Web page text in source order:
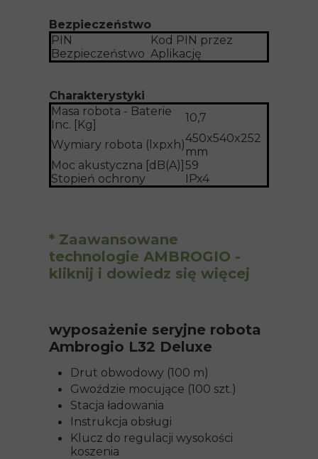
Bezpieczeństwo
PIN
Bezpieczeństwo
Kod PIN przez
Aplikację
Charakterystyki
Masa robota - Baterie
Inc. [Kg]
10,7
Wymiary robota (lxpxh)450x540x252
mm
Moc akustyczna [dB(A)] 59
Stopień ochrony
IPx4
wyposażenie seryjne robota
Ambrogio L32 Deluxe
Drut obwodowy (100 m)
Gwoździe mocujące (100 szt.)
Stacja ładowania
Instrukcja obsługi
Klucz do regulacji wysokości
koszenia
* Zaawansowane
technologie AMBROGIO -
kliknij i dowiedz się więcej